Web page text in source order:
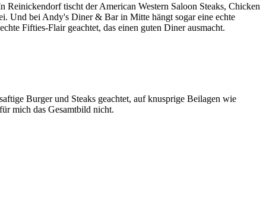
tischt der American Western Saloon Steaks, Chicken
Und bei Andy's Diner & Bar in Mitte hängt sogar eine echte
Fifties-Flair geachtet, das einen guten Diner ausmacht.
Burger und Steaks geachtet, auf knusprige Beilagen wie
mich das Gesamtbild nicht.